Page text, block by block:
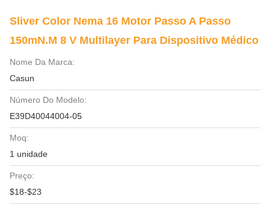
Sliver Color Nema 16 Motor Passo A Passo
150mN.M 8 V Multilayer Para Dispositivo Médico
Nome Da Marca:
Casun
Número Do Modelo:
E39D40044004-05
Moq:
1 unidade
Preço:
$18-$23